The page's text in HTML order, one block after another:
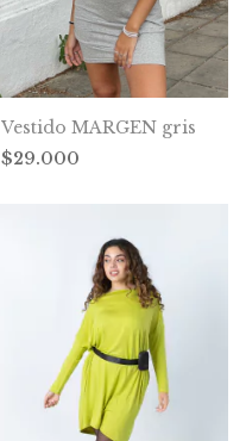
Vestido MARGEN gris
$29.000